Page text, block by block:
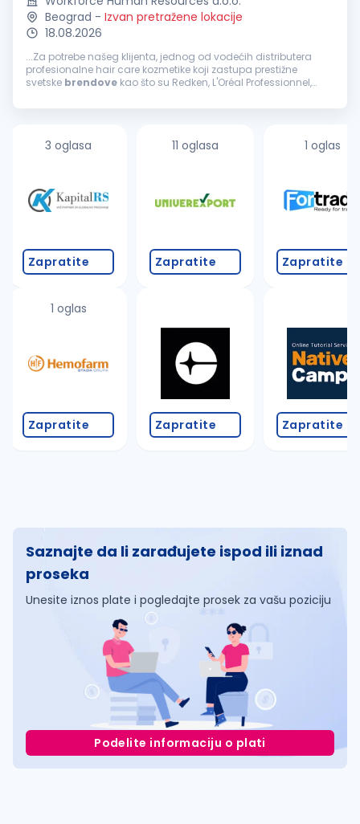
Beograd - Izvan pretražene lokacije
18.08.2026
...Za potrebe našeg klijenta, jednog od vodećih distributera
profesionalne hair care kozmetike koji zastupa prestižne
svetske brendove kao što su Redken, L'Oréal Professionnel,
3 oglasa
Zapratite
1 oglas
Zapratite
11 oglasa
Zapratite
Zapratite
1 oglas
Zapratite
Zapratite
Saznajte da li zarađujete ispod ili iznad
proseka
Unesite iznos plate i pogledajte prosek za vašu poziciju
Podelite informaciju o plati